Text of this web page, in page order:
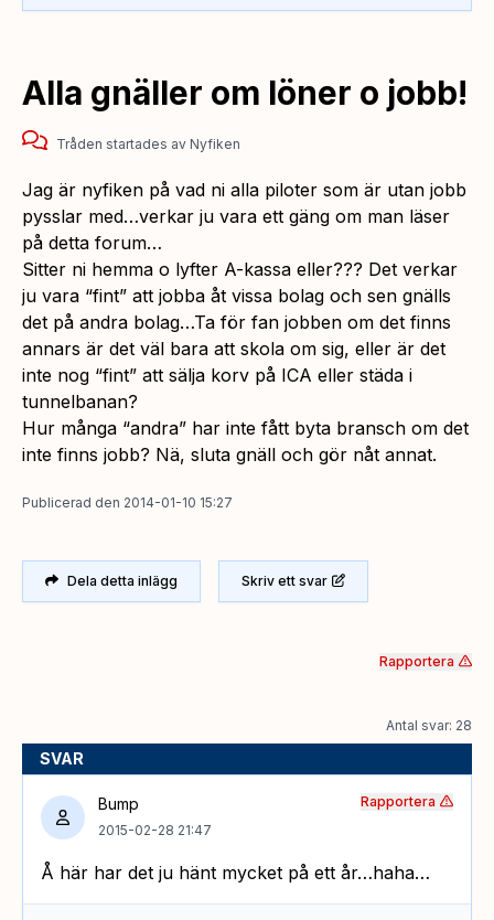
Alla gnäller om löner o jobb!
Tråden startades av Nyfiken
Jag är nyfiken på vad ni alla piloter som är utan jobb
pysslar med…verkar ju vara ett gäng om man läser
på detta forum…
Sitter ni hemma o lyfter A-kassa eller??? Det verkar
ju vara “fint” att jobba åt vissa bolag och sen gnälls
det på andra bolag…Ta för fan jobben om det finns
annars är det väl bara att skola om sig, eller är det
inte nog “fint” att sälja korv på ICA eller städa i
tunnelbanan?
Hur många “andra” har inte fått byta bransch om det
inte finns jobb? Nä, sluta gnäll och gör nåt annat.
Publicerad den 2014-01-10 15:27
Dela detta inlägg Skriv ett svar
Rapportera
Antal svar: 28
SVAR
Bump
2015-02-28 21:47
Å här har det ju hänt mycket på ett år…haha…
Rapportera